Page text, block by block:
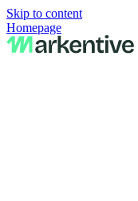
Skip to content
Homepage